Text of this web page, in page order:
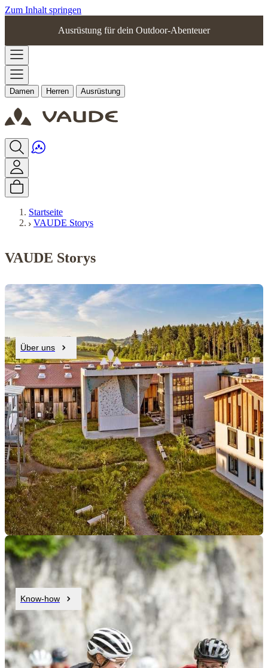
Zum Inhalt springen
Ausrüstung für dein Outdoor-Abenteuer
Damen Herren Ausrüstung
Startseite
VAUDE Storys
VAUDE Storys
Über uns
Know-how